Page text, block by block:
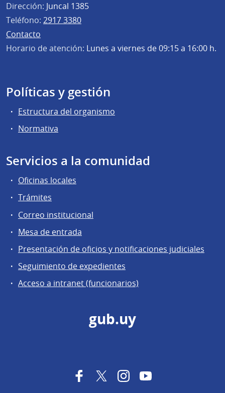
Dirección: Juncal 1385
Teléfono: 2917 3380
Contacto
Horario de atención: Lunes a viernes de 09:15 a 16:00 h.
Políticas y gestión
Estructura del organismo
Normativa
Servicios a la comunidad
Oficinas locales
Trámites
Correo institucional
Mesa de entrada
Presentación de oficios y notificaciones judiciales
Seguimiento de expedientes
Acceso a intranet (funcionarios)
gub.uy
FacebookTwitterInstagramYouTube